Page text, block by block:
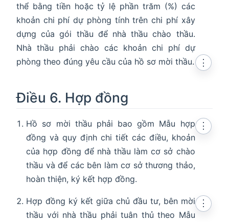
thể bằng tiền hoặc tỷ lệ phần trăm (%) các
khoản chi phí dự phòng tính trên chi phí xây
dựng của gói thầu để nhà thầu chào thầu.
Nhà thầu phải chào các khoản chi phí dự
phòng theo đúng yêu cầu của hồ sơ mời thầu.
Điều 6. Hợp đồng
⋮
Hồ sơ mời thầu phải bao gồm Mẫu hợp
đồng và quy định chi tiết các điều, khoản
của hợp đồng để nhà thầu làm cơ sở chào
thầu và để các bên làm cơ sở thương thảo,
hoàn thiện, ký kết hợp đồng.
⋮
Hợp đồng ký kết giữa chủ đầu tư, bên mời
thầu với nhà thầu phải tuân thủ theo Mẫu
⋮